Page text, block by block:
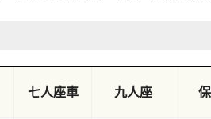
七人座車 九人座